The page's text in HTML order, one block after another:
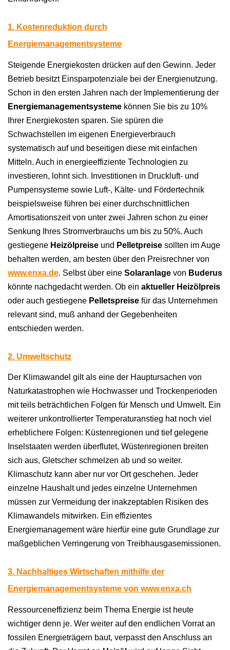
1. Kostenreduktion durch
Energiemanagementsysteme
Steigende Energiekosten drücken auf den Gewinn. Jeder
Betrieb besitzt Einsparpotenziale bei der Energienutzung.
Schon in den ersten Jahren nach der Implementierung der
Energiemanagementsysteme können Sie bis zu 10%
Ihrer Energiekosten sparen. Sie spüren die
Schwachstellen im eigenen Energieverbrauch
systematisch auf und beseitigen diese mit einfachen
Mitteln. Auch in energieeffiziente Technologien zu
investieren, lohnt sich. Investitionen in Druckluft- und
Pumpensysteme sowie Luft-, Kälte- und Fördertechnik
beispielsweise führen bei einer durchschnittlichen
Amortisationszeit von unter zwei Jahren schon zu einer
Senkung Ihres Stromverbrauchs um bis zu 50%. Auch
gestiegene Heizölpreise und Pelletpreise sollten im Auge
behalten werden, am besten über den Preisrechner von
www.enxa.de. Selbst über eine Solaranlage von Buderus
könnte nachgedacht werden. Ob ein aktueller Heizölpreis
oder auch gestiegene Pelletspreise für das Unternehmen
relevant sind, muß anhand der Gegebenheiten
entschieden werden.
2. Umweltschutz
Der Klimawandel gilt als eine der Hauptursachen von
Naturkatastrophen wie Hochwasser und Trockenperioden
mit teils beträchtlichen Folgen für Mensch und Umwelt. Ein
weiterer unkontrollierter Temperaturanstieg hat noch viel
erheblichere Folgen: Küstenregionen und tief gelegene
Inselstaaten werden überflutet, Wüstenregionen breiten
sich aus, Gletscher schmelzen ab und so weiter.
Klimaschutz kann aber nur vor Ort geschehen. Jeder
einzelne Haushalt und jedes einzelne Unternehmen
müssen zur Vermeidung der inakzeptablen Risiken des
Klimawandels mitwirken. Ein effizientes
Energiemanagement wäre hierfür eine gute Grundlage zur
maßgeblichen Verringerung von Treibhausgasemissionen.
3. Nachhaltiges Wirtschaften mithilfe der
Energiemanagementsysteme von www.enxa.ch
Ressourceneffizienz beim Thema Energie ist heute
wichtiger denn je. Wer weiter auf den endlichen Vorrat an
fossilen Energieträgern baut, verpasst den Anschluss an